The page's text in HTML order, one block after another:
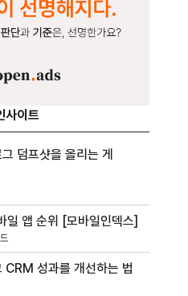
사이트
덤프샷을 올리는 게
앱 순위 [모바일인덱스]
CRM 성과를 개선하는 법